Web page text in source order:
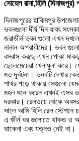
সোহেল রানা,হিলি (দিনাজপুর)
দিনাজপুরের হাকিমপুর
ভবনগুলো দীর্ঘ দিন যাবৎ
জরাজীর্ন ভবন গুলো এখন
নানান অপরাধীদের। ভবন
বসবাস করছে এখন পোকা
ছেলেমেয়েরা খেলাধুলা করে।
মত দূর্ঘটনা। ভনবটি দেখার
পাথর পড়ে থাকায় সেগুলো
মহল মনে করেন এখনই এসব
দরকার। রেলওয়ে থেকে অবসর
সালে আমি হিলি রেল স্টেশনে
এ জীর্ন ঘর গুলোতে থাকত ও
থাকেনা এবং যত্নও নেই না।